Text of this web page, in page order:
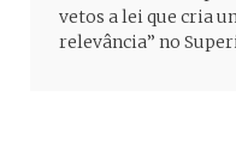
vetos a lei que cria
relevância” no